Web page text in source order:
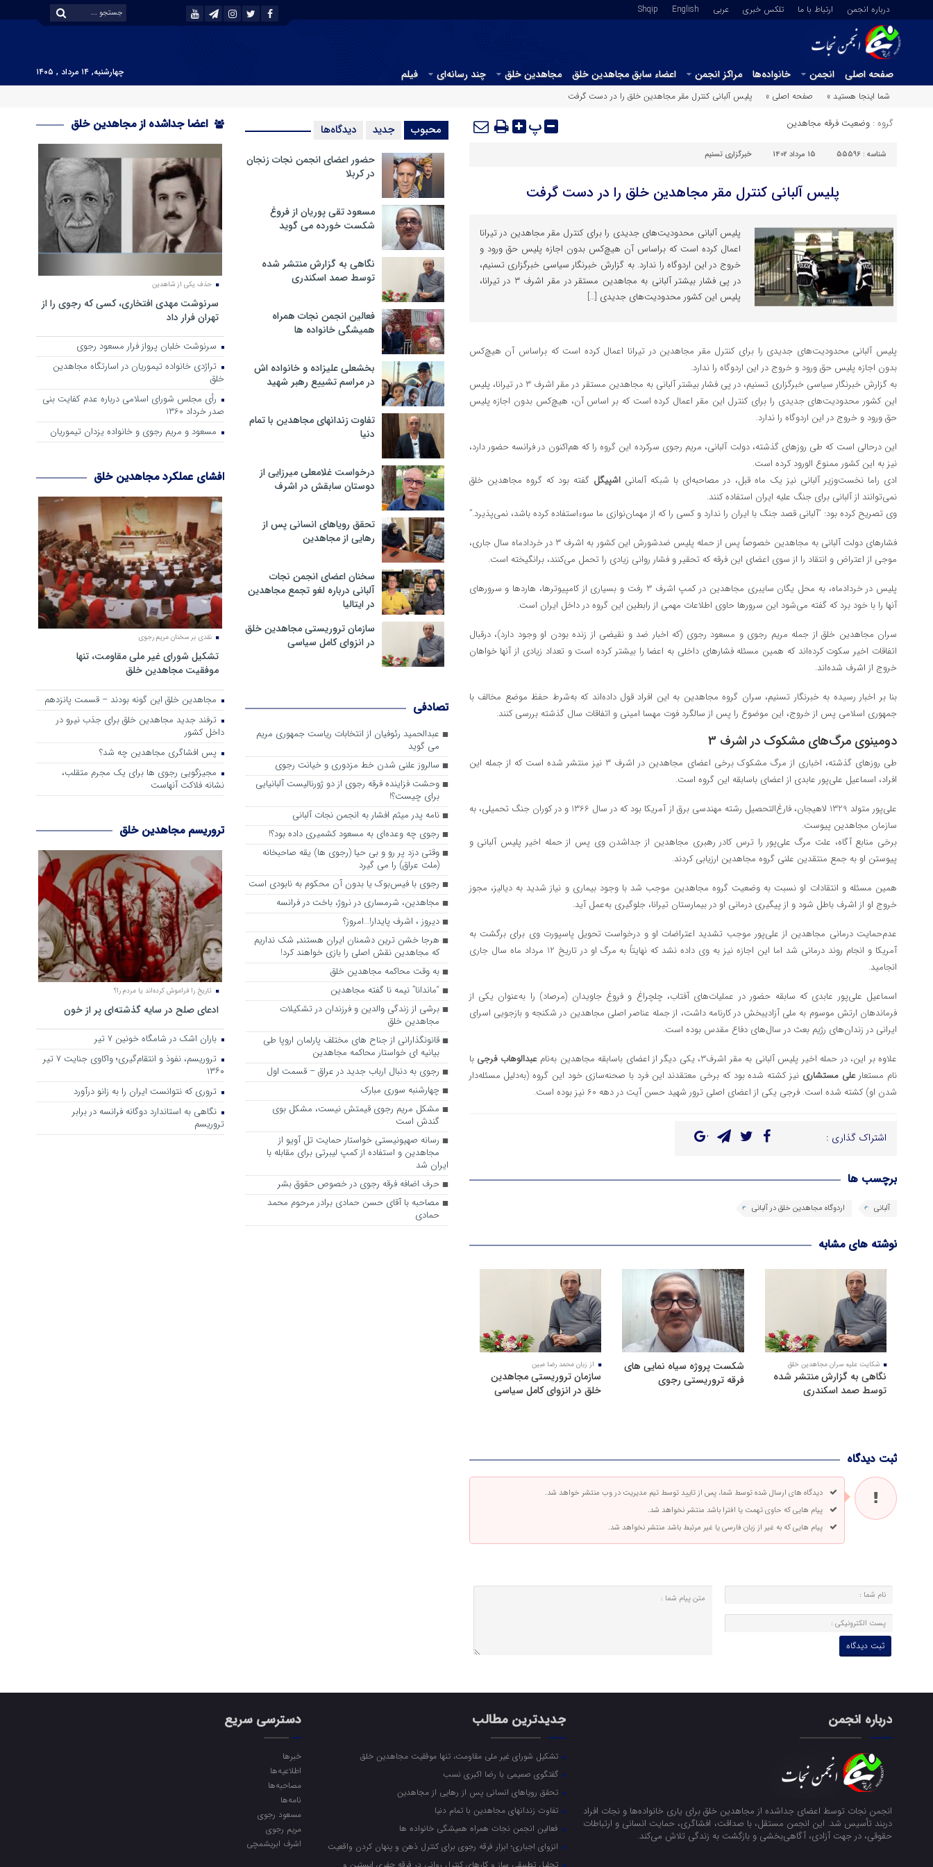
درباره انجمن ارتباط با ما تلکس خبری عربي English
Shqip
صفحه اصلی انجمن خانواده‌ها مراکز انجمن اعضاء سابق مجاهدین خلق مجاهدین خلق چند رسانه‌ای فیلم
چهارشنبه, ۱۴ مرداد , ۱۴۰۵
شما اینجا هستید »
صفحه اصلی » پلیس آلبانی کنترل مقر مجاهدین خلق را در دست گرفت
گروه : وضعیت فرقه مجاهدین پ
شناسه : 55596 15 مرداد 1402 خبرگزاری تسنیم
پلیس آلبانی کنترل مقر مجاهدین خلق را در دست گرفت
پلیس آلبانی محدودیت‌های جدیدی را برای کنترل مقر مجاهدین در تیرانا
اعمال کرده است که براساس آن هیچ‌کس بدون اجازه پلیس حق ورود و
خروج در این اردوگاه را ندارد. به گزارش خبرنگار سیاسی خبرگزاری تسنیم،
در پی فشار بیشتر آلبانی به مجاهدین مستقر در مقر اشرف 3 در تیرانا،
پلیس این کشور محدودیت‌های جدیدی […]
پلیس آلبانی محدودیت‌های جدیدی را برای کنترل مقر مجاهدین در تیرانا اعمال کرده است که براساس آن هیچ‌کس
بدون اجازه پلیس حق ورود و خروج در این اردوگاه را ندارد.
به گزارش خبرنگار سیاسی خبرگزاری تسنیم، در پی فشار بیشتر آلبانی به مجاهدین مستقر در مقر اشرف 3 در تیرانا، پلیس
این کشور محدودیت‌های جدیدی را برای کنترل این مقر اعمال کرده است که بر اساس آن، هیچ‌کس بدون اجازه پلیس
حق ورود و خروج در این اردوگاه را ندارد.
این درحالی است که طی روزهای گذشته، دولت آلبانی، مریم رجوی سرکرده این گروه را که هم‌اکنون در فرانسه حضور دارد،
نیز به این کشور ممنوع الورود کرده است.
ادی راما نخست‌وزیر آلبانی نیز یک ماه قبل، در مصاحبه‌ای با شبکه آلمانی اشپیگل گفته بود که گروه مجاهدین خلق
نمی‌توانند از آلبانی برای جنگ علیه ایران استفاده کنند.
وی تصریح کرده بود: “آلبانی قصد جنگ با ایران را ندارد و کسی را که از مهمان‌نوازی ما سوء‌استفاده کرده باشد، نمی‌پذیرد.”
فشارهای دولت آلبانی به مجاهدین خصوصاً پس از حمله پلیس ضدشورش این کشور به اشرف 3 در خردادماه سال جاری،
موجی از اعتراض و انتقاد را از سوی اعضای این فرقه که تحقیر و فشار روانی زیادی را تحمل می‌کنند، برانگیخته است.
پلیس در خردادماه، به محل یگان سایبری مجاهدین در کمپ اشرف 3 رفت و بسیاری از کامپیوترها، هاردها و سرورهای
آنها را با خود برد که گفته می‌شود این سرورها حاوی اطلاعات مهمی از رابطین این گروه در داخل ایران است.
سران مجاهدین خلق از جمله مریم رجوی و مسعود رجوی (که اخبار ضد و نقیضی از زنده بودن او وجود دارد)، درقبال
اتفاقات اخیر سکوت کرده‌اند که همین مسئله فشارهای داخلی به اعضا را بیشتر کرده است و تعداد زیادی از آنها خواهان
خروج از اشرف شده‌اند.
بنا بر اخبار رسیده به خبرنگار تسنیم، سران گروه مجاهدین به این افراد قول داده‌اند که به‌شرط حفظ موضع مخالف با
جمهوری اسلامی پس از خروج، این موضوع را پس از سالگرد فوت مهسا امینی و اتفاقات سال گذشته بررسی کنند.
دومینوی مرگ‌های مشکوک در اشرف 3
طی روزهای گذشته، اخباری از مرگ مشکوک برخی اعضای مجاهدین در اشرف 3 نیز منتشر شده است که از جمله این
افراد، اسماعیل علی‌پور عابدی از اعضای باسابقه این گروه است.
علی‌پور متولد 1329 لاهیجان، فارغ‌التحصیل رشته مهندسی برق از آمریکا بود که در سال 1366 و در کوران جنگ تحمیلی، به
سازمان مجاهدین پیوست.
برخی منابع آگاه، علت مرگ علی‌پور را ترس کادر رهبری مجاهدین از جداشدن وی پس از حمله اخیر پلیس آلبانی و
پیوستن او به جمع منتقدین علنی گروه مجاهدین ارزیابی کردند.
همین مسئله و انتقادات او نسبت به وضعیت گروه مجاهدین موجب شد با وجود بیماری و نیاز شدید به دیالیز، مجوز
خروج او از اشرف باطل شود و از پیگیری درمانی او در بیمارستان تیرانا، جلوگیری به‌عمل آید.
عدم‌حمایت درمانی مجاهدین از علی‌پور موجب تشدید اعتراضات او و درخواست تحویل پاسپورت وی برای برگشت به
آمریکا و انجام روند درمانی شد اما این اجازه نیز به وی داده نشد که نهایتاً به مرگ او در تاریخ 12 مرداد ماه سال جاری
انجامید.
اسماعیل علی‌پور عابدی که سابقه حضور در عملیات‌های آفتاب، چلچراغ و فروغ جاویدان (مرصاد) را به‌عنوان یکی از
فرماندهان ارتش موسوم به ملی آزادیبخش در کارنامه داشت، از جمله عناصر اصلی مجاهدین در شکنجه و بازجویی اسرای
ایرانی در زندان‌های رژیم بعث در سال‌های دفاع مقدس بوده است.
علاوه بر این، در حمله اخیر پلیس آلبانی به مقر اشرف3، یکی دیگر از اعضای باسابقه مجاهدین به‌نام
عبدالوهاب فرجی با
نام مستعار علی مستشاری نیز کشته شده بود که برخی معتقدند این فرد با صحنه‌سازی خود این گروه (به‌دلیل مسئله‌دار
شدن او) کشته شده است. فرجی یکی از اعضای اصلی ترور شهید حسن آیت در دهه 60 نیز بوده است.
اشتراک گذاری :
برچسب ها
آلبانی اردوگاه مجاهدین خلق در آلبانی
نوشته های مشابه
شکایت علیه سران مجاهدین خلق
نگاهی به گزارش منتشر شده
توسط صمد اسکندری
شکست پروژه سیاه نمایی های
فرقه تروریستی رجوی
از زبان محمد رضا مبین
سازمان تروریستی مجاهدین
خلق در انزوای کامل سیاسی
ثبت دیدگاه
دیدگاه های ارسال شده توسط شما، پس از تایید توسط تیم مدیریت در وب منتشر خواهد شد.
پیام هایی که حاوی تهمت یا افترا باشد منتشر نخواهد شد.
پیام هایی که به غیر از زبان فارسی یا غیر مرتبط باشد منتشر نخواهد شد.
محبوب جدید دیدگاه‌ها
حضور اعضای انجمن نجات زنجان
در کربلا
مسعود تقی پوریان از فروغ
شکست خورده می گوید
نگاهی به گزارش منتشر شده
توسط صمد اسکندری
فعالین انجمن نجات همراه
همیشگی خانواده ها
بخشعلی علیزاده و خانواده اش
در مراسم تشییع رهبر شهید
تفاوت زندانهای مجاهدین با تمام
دنیا
درخواست غلامعلی میرزایی از
دوستان سابقش در اشرف
تحقق رویاهای انسانی پس از
رهایی از مجاهدین
سخنان اعضای انجمن نجات
آلبانی درباره لغو تجمع مجاهدین
در ایتالیا
سازمان تروریستی مجاهدین خلق
در انزوای کامل سیاسی
تصادفی
عبدالحمید رئوفیان از انتخابات ریاست جمهوری مریم
می گوید
سالروز علنی شدن خط مزدوری و خیانت رجوی
وحشت فزاینده فرقه رجوی از دو ژورنالیست آلبانیایی
برای چیست؟!
نامه پدر میثم افشار به انجمن نجات آلبانی
رجوی چه وعده‌ای به مسعود کشمیری داده بود؟!
وقتی دزد پر رو و بی حیا (رجوی ها) یقه صاحبخانه
(ملت عراق) را می گیرد
رجوی با فیس‌بوک یا بدون آن محکوم به نابودی است
مجاهدین، شرم‎ساری در نروژ، باخت در فرانسه
ديروز ، اشرف پايدار!…امروز؟
هرجا خشن ترین دشمنان ایران هستند٬ شک نداریم
که مجاهدین نقش اصلی را بازی خواهند کرد!
به وقت محاکمه مجاهدین خلق
“ماندانا” نیمه نا گفته مجاهدین
برشی از زندگی والدین و فرزندان در تشکیلات
مجاهدین خلق
قانونگذارانی از جناح های مختلف پارلمان اروپا طی
بیانیه ای خواستار محاکمه مجاهدین
رجوی به دنبال ارباب جدید در عراق – قسمت اول
چهارشنبه سوری مبارک
مشکل مریم رجوی قیمتش نیست، مشکل بوی
گندش است
رسانه صهیونیستی خواستار حمایت تل آویو از
مجاهدین و استفاده از کمپ لیبرتی برای مقابله با
ایران شد
حرف اضافه فرقه رجوی در خصوص حقوق بشر
مصاحبه با آقای حسن حمادی برادر مرحوم محمد
حمادی
اعضا جداشده از مجاهدین خلق
حذف یکی از شاهدین
سرنوشت مهدی افتخاری، کسی که رجوی را از
تهران فرار داد
سرنوشت خلبان پرواز فرار مسعود رجوی
تراژدی خانواده تیموریان در اسارتگاه مجاهدین
خلق
رأی مجلس شورای اسلامی درباره عدم كفایت بنی
صدر خرداد 1360
مسعود و مریم رجوی و خانواده یزدان تیموریان
افشای عملکرد مجاهدین خلق
نقدی بر سخنان مریم رجوی
تشکیل شورای غیر ملی مقاومت، تنها
موفقیت مجاهدین خلق
مجاهدین خلق این گونه بودند – قسمت پانزدهم
ترفند جدید مجاهدین خلق برای جذب نیرو در
داخل کشور
پس افشاگری مجاهدین چه شد؟
مجیزگویی رجوی ها برای یک مجرم متقلب،
نشانه فلاکت آنهاست
تروریسم مجاهدین خلق
تاریخ را فراموش کرده‌اند یا مردم را؟
ادعای صلح در سایه گذشته‌ای پر از خون
باران اشک در شامگاه خونین 7 تیر
تروریسم، نفوذ و انتقام‌گیری؛ واکاوی جنایت ۷ تیر
۱۳۶۰
تروری که نتوانست ایران را به زانو درآورد
نگاهی به استاندارد دوگانه فرانسه در برابر
تروریسم
درباره انجمن
انجمن نجات توسط اعضای جداشده از مجاهدین خلق برای یاری خانواده‌ها و نجات افراد
دربند تأسیس شد. این انجمن مستقل، با صداقت، افشاگری، حمایت انسانی و ارتباطات
حقوقی، در جهت آزادی، آگاهی‌بخشی و بازگشت به زندگی تلاش می‌کند.
جدیدترین مطالب
تشکیل شورای غیر ملی مقاومت، تنها موفقیت مجاهدین خلق
گفتگوی صمیمی با رضا اکبری نسب
تحقق رویاهای انسانی پس از رهایی از مجاهدین
تفاوت زندانهای مجاهدین با تمام دنیا
فعالین انجمن نجات همراه همیشگی خانواده ها
انزوای اجباری؛ ابزار فرقه رجوی برای کنترل ذهن و پنهان کردن واقعیت
دسترسی سریع
خبرها
اطلاعیه‌ها
مصاحبه‌ها
نامه‌ها
مسعود رجوی
مریم رجوی
اشرف ابریشمچی